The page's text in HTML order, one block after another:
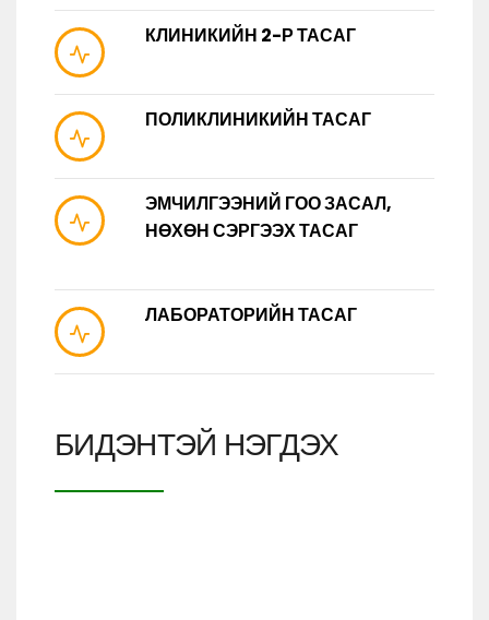
КЛИНИКИЙН 2-Р ТАСАГ
ПОЛИКЛИНИКИЙН ТАСАГ
ЭМЧИЛГЭЭНИЙ ГОО ЗАСАЛ,
НӨХӨН СЭРГЭЭХ ТАСАГ
ЛАБОРАТОРИЙН ТАСАГ
БИДЭНТЭЙ НЭГДЭХ